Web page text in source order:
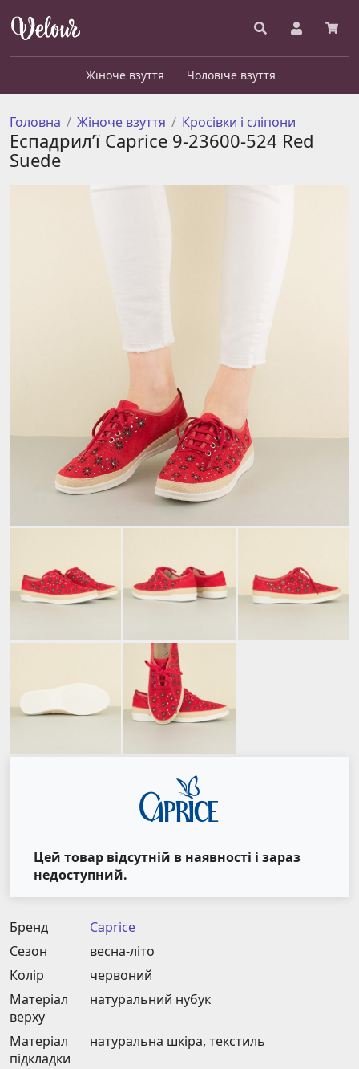
Жіноче взуття Чоловіче взуття
Головна Жіноче взуття Кросівки і сліпони
Еспадрил’ї Caprice 9-23600-524 Red
Suede
Цей товар відсутній в наявності і зараз
недоступний.
Бренд
Caprice
Сезон
весна-літо
Колір
червоний
Матеріал
верху
натуральний нубук
Матеріал
підкладки
натуральна шкіра, текстиль